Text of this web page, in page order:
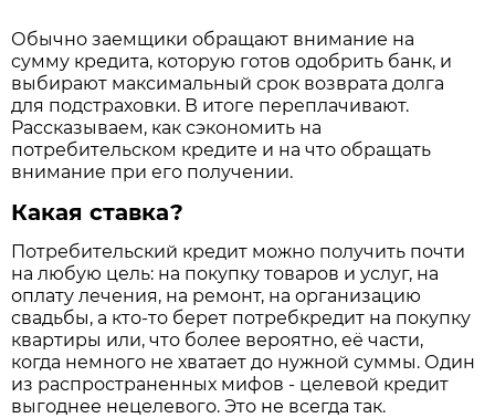
Обычно заемщики обращают внимание на
сумму кредита, которую готов одобрить банк, и
выбирают максимальный срок возврата долга
для подстраховки. В итоге переплачивают.
Рассказываем, как сэкономить на
потребительском кредите и на что обращать
внимание при его получении.
Какая ставка?
Потребительский кредит можно получить почти
на любую цель: на покупку товаров и услуг, на
оплату лечения, на ремонт, на организацию
свадьбы, а кто-то берет потребкредит на покупку
квартиры или, что более вероятно, её части,
когда немного не хватает до нужной суммы. Один
из распространенных мифов - целевой кредит
выгоднее нецелевого. Это не всегда так.